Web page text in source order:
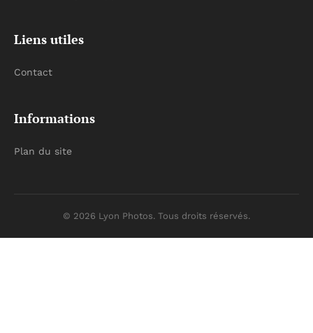
Liens utiles
Contact
Informations
Plan du site
© 2026 Lyon Photos. Tous droits réservés.